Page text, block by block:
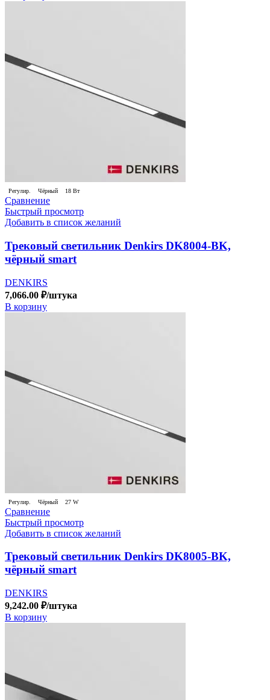
Регулир. Чёрный 18 Вт
Сравнение
Быстрый просмотр
Добавить в список желаний
Трековый светильник Denkirs DK8004-BK,
чёрный smart
DENKIRS
7,066.00 ₽/штука
В корзину
Регулир. Чёрный 27 W
Сравнение
Быстрый просмотр
Добавить в список желаний
Трековый светильник Denkirs DK8005-BK,
чёрный smart
DENKIRS
9,242.00 ₽/штука
В корзину